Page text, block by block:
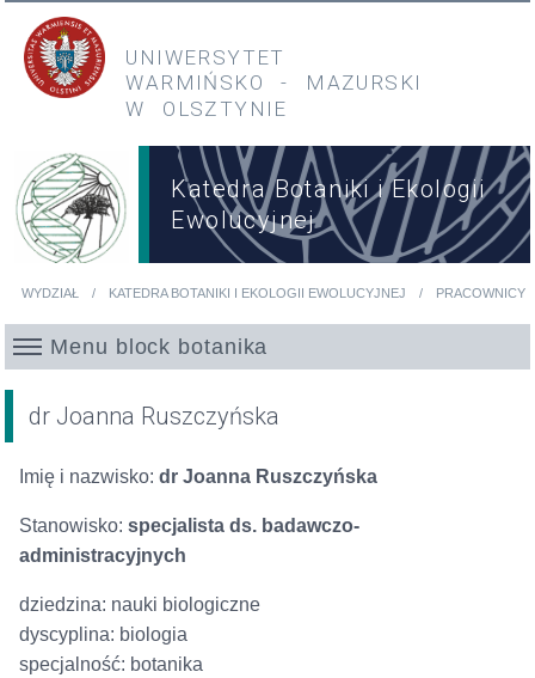
Przejdź do treści
Przejdź do menu głównego
UNIWERSYTET
WARMIŃSKO
- MAZURSKI
W OLSZTYNIE
Katedra Botaniki i Ekologii
Ewolucyjnej
WYDZIAŁ KATEDRA BOTANIKI I EKOLOGII EWOLUCYJNEJ PRACOWNICY
Menu block botanika
dr Joanna Ruszczyńska
Imię i nazwisko: dr Joanna Ruszczyńska
Stanowisko: specjalista ds. badawczo-
administracyjnych
dziedzina: nauki biologiczne
dyscyplina: biologia
specjalność: botanika